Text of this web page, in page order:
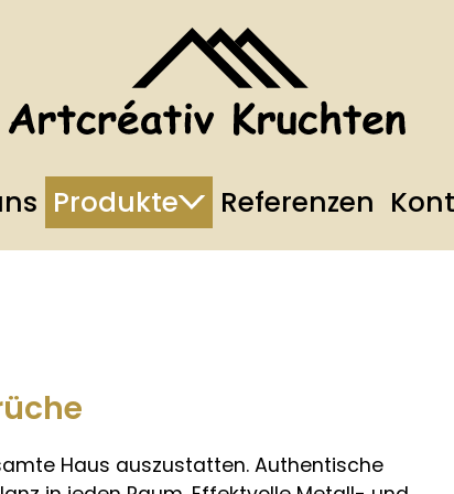
Produkte Referenzen
Haus auszustatten. Authentische